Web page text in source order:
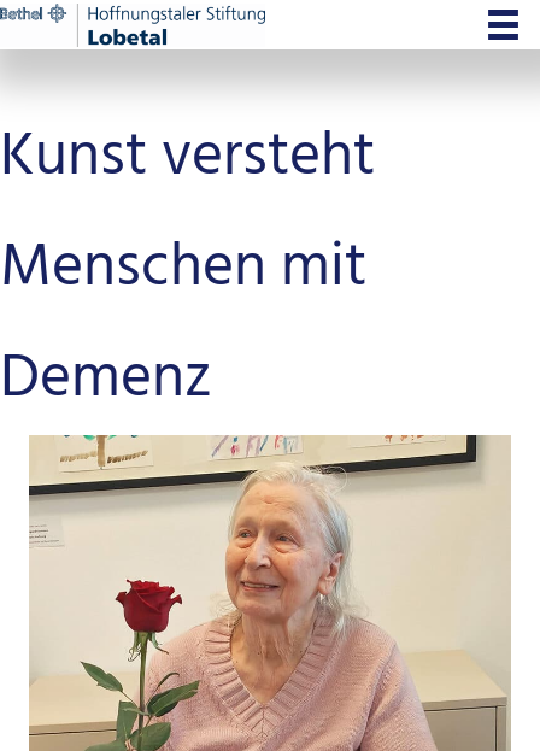
Zum
Inhalt
Kunst versteht
Menschen mit
Demenz